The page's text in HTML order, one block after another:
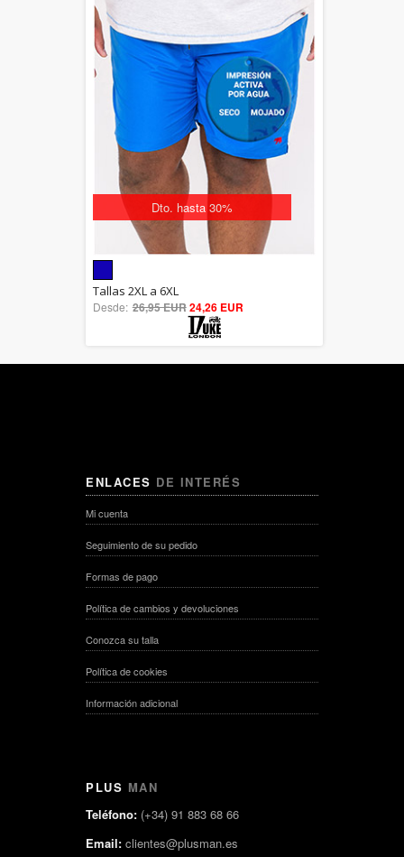
Dto. hasta 30%
5.00
out of 5
Tallas 2XL a 6XL
Desde: 26,95 EUR24,26 EUR
ENLACES DE INTERÉS
Mi cuenta
Seguimiento de su pedido
Formas de pago
Política de cambios y devoluciones
Conozca su talla
Política de cookies
Información adicional
PLUS MAN
Teléfono: (+34) 91 883 68 66
Email: clientes@plusman.es